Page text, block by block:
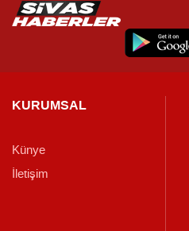
KURUMSAL
Künye
İletişim